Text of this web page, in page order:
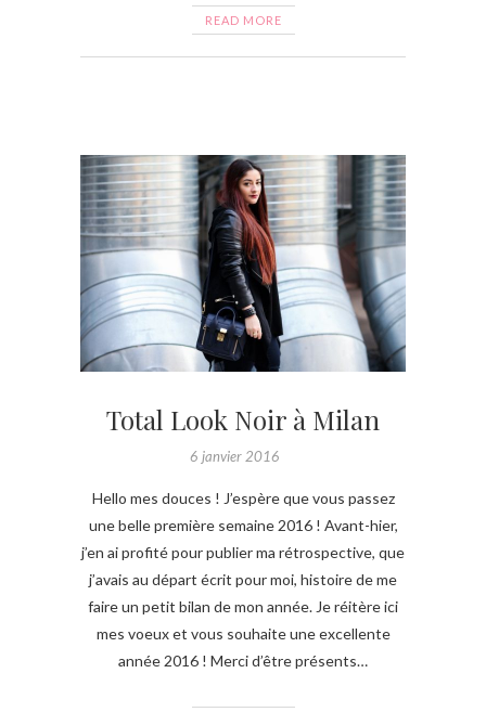
READ MORE
Total Look Noir à Milan
6 janvier 2016
Hello mes douces ! J’espère que vous passez
une belle première semaine 2016 ! Avant-hier,
j’en ai profité pour publier ma rétrospective, que
j’avais au départ écrit pour moi, histoire de me
faire un petit bilan de mon année. Je réitère ici
mes voeux et vous souhaite une excellente
année 2016 ! Merci d’être présents…